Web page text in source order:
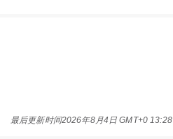
最后更新时间2026年8月4日 GMT+0 13:28